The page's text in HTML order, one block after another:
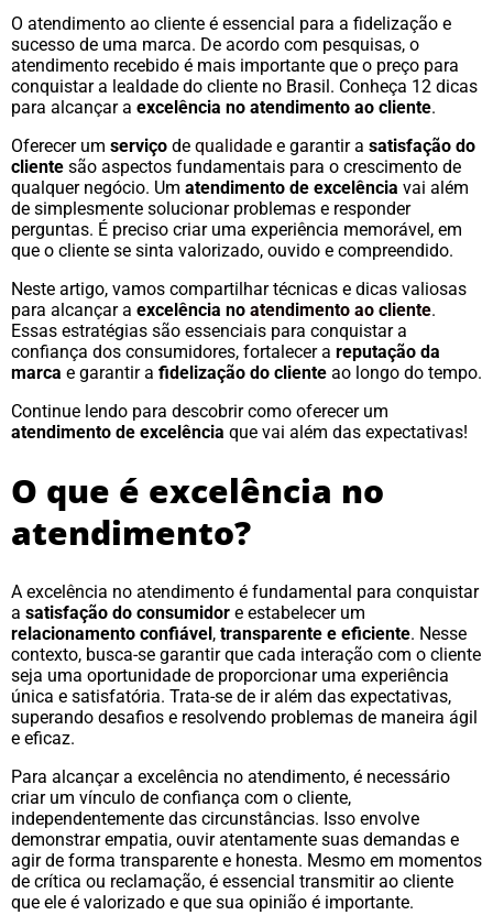
O atendimento ao cliente é essencial para a fidelização e
sucesso de uma marca. De acordo com pesquisas, o
atendimento recebido é mais importante que o preço para
conquistar a lealdade do cliente no Brasil. Conheça 12 dicas
para alcançar a excelência no atendimento ao cliente.
Oferecer um serviço de qualidade e garantir a satisfação do
cliente são aspectos fundamentais para o crescimento de
qualquer negócio. Um atendimento de excelência vai além
de simplesmente solucionar problemas e responder
perguntas. É preciso criar uma experiência memorável, em
que o cliente se sinta valorizado, ouvido e compreendido.
Neste artigo, vamos compartilhar técnicas e dicas valiosas
para alcançar a excelência no atendimento ao cliente.
Essas estratégias são essenciais para conquistar a
confiança dos consumidores, fortalecer a reputação da
marca e garantir a fidelização do cliente ao longo do tempo.
Continue lendo para descobrir como oferecer um
atendimento de excelência que vai além das expectativas!
O que é excelência no
atendimento?
A excelência no atendimento é fundamental para conquistar
a satisfação do consumidor e estabelecer um
relacionamento confiável, transparente e eficiente. Nesse
contexto, busca-se garantir que cada interação com o cliente
seja uma oportunidade de proporcionar uma experiência
única e satisfatória. Trata-se de ir além das expectativas,
superando desafios e resolvendo problemas de maneira ágil
e eficaz.
Para alcançar a excelência no atendimento, é necessário
criar um vínculo de confiança com o cliente,
independentemente das circunstâncias. Isso envolve
demonstrar empatia, ouvir atentamente suas demandas e
agir de forma transparente e honesta. Mesmo em momentos
de crítica ou reclamação, é essencial transmitir ao cliente
que ele é valorizado e que sua opinião é importante.